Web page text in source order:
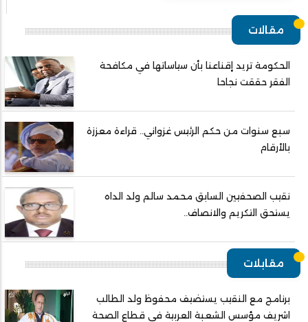
مقالات
الحكومة تريد إقناعنا بأن سياساتها في مكافحة
الفقر حققت نجاحا
سبع سنوات من حكم الرئيس غزواني.. قراءة معززة
بالأرقام
نقيب الصحفيين السابق محمد سالم ولد الداه
يستحق التكريم والانصاف..
مقابلات
برنامج مع النقيب يستضيف محفوظ ولد الطالب
اشريف مؤسس الشعبة العربية في قطاع الصحة